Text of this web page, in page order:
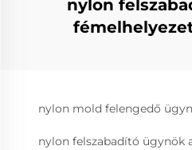
nylon
nylon mold felengedő
nylon felszabadító ügynök